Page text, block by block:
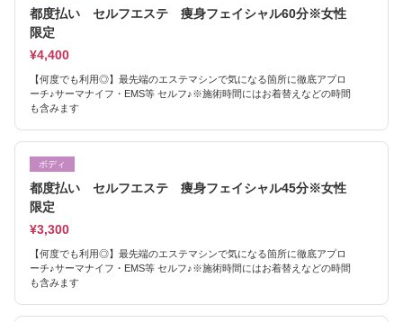
都度払い セルフエステ 痩身フェイシャル60分※女性
限定
¥4,400
【何度でも利用◎】最先端のエステマシンで気になる箇所に徹底アプロ
ーチ♪サーマナイフ・EMS等 セルフ♪※施術時間にはお着替えなどの時間
も含みます
ボディ
都度払い セルフエステ 痩身フェイシャル45分※女性
限定
¥3,300
【何度でも利用◎】最先端のエステマシンで気になる箇所に徹底アプロ
ーチ♪サーマナイフ・EMS等 セルフ♪※施術時間にはお着替えなどの時間
も含みます